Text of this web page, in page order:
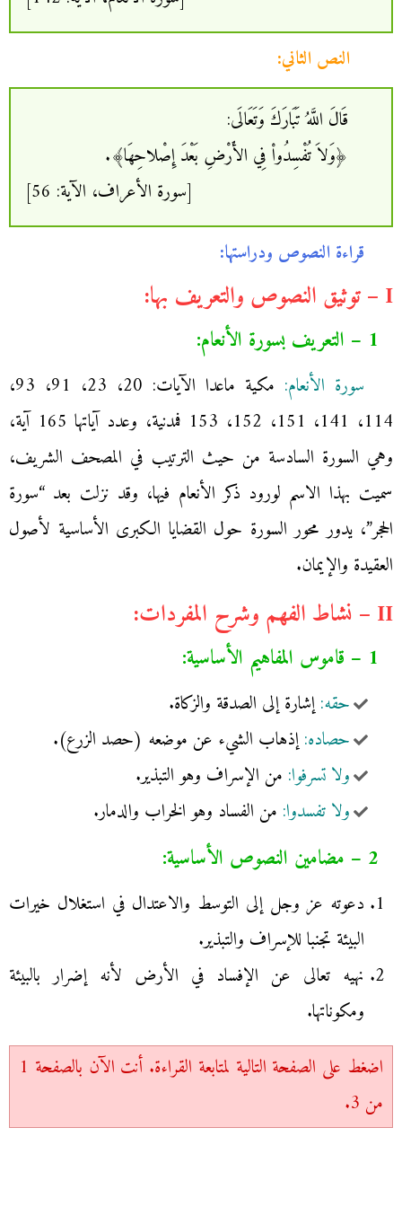
النص الثاني:
قَالَ اللَّهُ تَبَارَكَ وَتَعَالَى:
﴿وَلاَ تُفْسِدُواْ فِي الأَرْضِ بَعْدَ إِصْلاحِهَا﴾.
[سورة الأعراف، الآية: 56]
قراءة النصوص ودراستها:
I – توثيق النصوص والتعريف بها:
1 – التعريف بسورة الأنعام:
سورة الأنعام:
مكية ماعدا الآيات: 20، 23، 91، 93،
114، 141، 151، 152، 153 فمدنية، وعدد آياتها 165 آية،
وهي السورة السادسة من حيث الترتيب في المصحف الشريف،
سميت ‏بهذا الاسم ‏لورود ‏ذكر ‏الأنعام ‏فيها، وقد نزلت بعد “سورة
الحجر”، يدور محور السورة حول القضايا الكبرى الأساسية لأصول
العقيدة والإيمان.
II – نشاط الفهم وشرح المفردات:
1 – قاموس المفاهيم الأساسية:
حقه:إشارة إلى الصدقة والزكاة.
حصاده:إذهاب الشيء عن موضعه (حصد الزرع).
ولا تسرفوا: من الإسراف وهو التبذير.
ولا تفسدوا: من الفساد وهو الخراب والدمار.
2 – مضامين النصوص الأساسية:
دعوته عز وجل إلى التوسط والاعتدال في استغلال خيرات
البيئة تجنبا للإسراف والتبذير.
نهيه تعالى عن الإفساد في الأرض لأنه إضرار بالبيئة
ومكوناتها.
اضغط على الصفحة التالية لمتابعة القراءة. أنت الآن بالصفحة 1
من 3.